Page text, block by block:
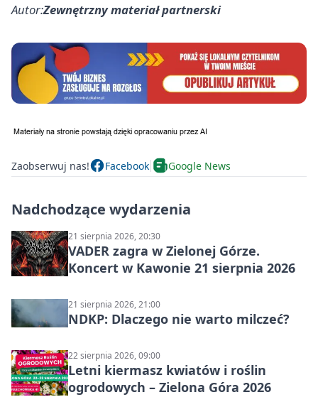
Autor:Zewnętrzny materiał partnerski
Zaobserwuj nas! Facebook Google News
Nadchodzące wydarzenia
21 sierpnia 2026, 20:30
VADER zagra w Zielonej Górze.
Koncert w Kawonie 21 sierpnia 2026
21 sierpnia 2026, 21:00
NDKP: Dlaczego nie warto milczeć?
22 sierpnia 2026, 09:00
Letni kiermasz kwiatów i roślin
ogrodowych – Zielona Góra 2026